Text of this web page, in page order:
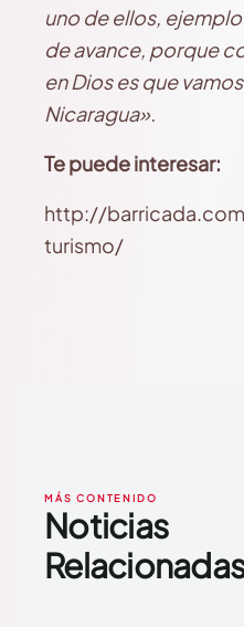
uno de ellos,
de avance, porque
en Dios es que
Nicaragua».
Te puede interesar:
http://
turismo/
MÁS CONTENIDO
Noticias
Relacionadas